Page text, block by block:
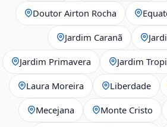
Doutor Airton Rocha
Jardim Caranã
Jardim Primavera Jardim
Laura Moreira Liberdade
Mecejana Monte Cristo